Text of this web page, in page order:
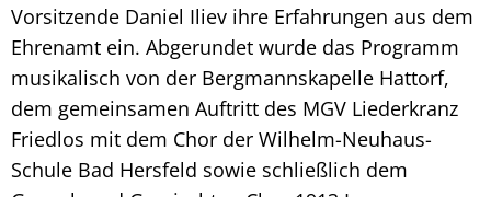
Vorsitzende Daniel Iliev ihre Erfahrungen aus dem
Ehrenamt ein. Abgerundet wurde das Programm
musikalisch von der Bergmannskapelle Hattorf,
dem gemeinsamen Auftritt des MGV Liederkranz
Friedlos mit dem Chor der Wilhelm-Neuhaus-
Schule Bad Hersfeld sowie schließlich dem